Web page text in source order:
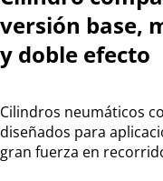
versión base,
y doble efecto
Cilindros neumáticos
diseñados para
gran fuerza en